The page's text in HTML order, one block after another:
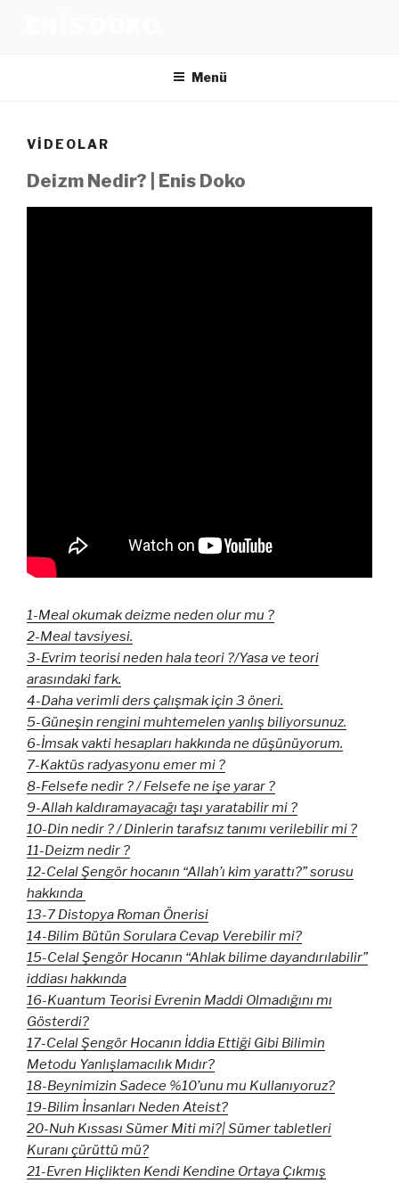
Menü
VIDEOLAR
Deizm Nedir? | Enis Doko
1-Meal okumak deizme neden olur mu ?
2-Meal tavsiyesi.
3-Evrim teorisi neden hala teori ?/Yasa ve teori
arasındaki fark.
4-Daha verimli ders çalışmak için 3 öneri.
5-Güneşin rengini muhtemelen yanlış biliyorsunuz.
6-İmsak vakti hesapları hakkında ne düşünüyorum.
7-Kaktüs radyasyonu emer mi ?
8-Felsefe nedir ? / Felsefe ne işe yarar ?
9-Allah kaldıramayacağı taşı yaratabilir mi ?
10-Din nedir ? / Dinlerin tarafsız tanımı verilebilir mi ?
11-Deizm nedir ?
12-Celal Şengör hocanın “Allah’ı kim yarattı?” sorusu
hakkında
13-7 Distopya Roman Önerisi
14-Bilim Bütün Sorulara Cevap Verebilir mi?
15-Celal Şengör Hocanın “Ahlak bilime dayandırılabilir”
iddiası hakkında
16-Kuantum Teorisi Evrenin Maddi Olmadığını mı
Gösterdi?
17-Celal Şengör Hocanın İddia Ettiği Gibi Bilimin
Metodu Yanlışlamacılık Mıdır?
18-Beynimizin Sadece %10’unu mu Kullanıyoruz?
19-Bilim İnsanları Neden Ateist?
20-Nuh Kıssası Sümer Miti mi?| Sümer tabletleri
Kuranı çürüttü mü?
21-Evren Hiçlikten Kendi Kendine Ortaya Çıkmış